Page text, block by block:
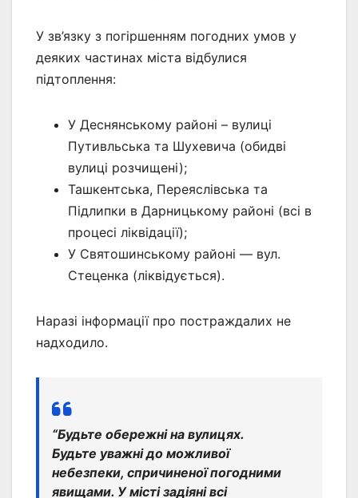
У зв’язку з погіршенням погодних умов у
деяких частинах міста відбулися
підтоплення:
У Деснянському районі – вулиці
Путивльська та Шухевича (обидві
вулиці розчищені);
Ташкентська, Переяслівська та
Підлипки в Дарницькому районі (всі в
процесі ліквідації);
У Святошинському районі — вул.
Стеценка (ліквідується).
Наразі інформації про постраждалих не
надходило.
“Будьте обережні на вулицях.
Будьте уважні до можливої ​​
небезпеки, спричиненої погодними
явищами. У місті задіяні всі